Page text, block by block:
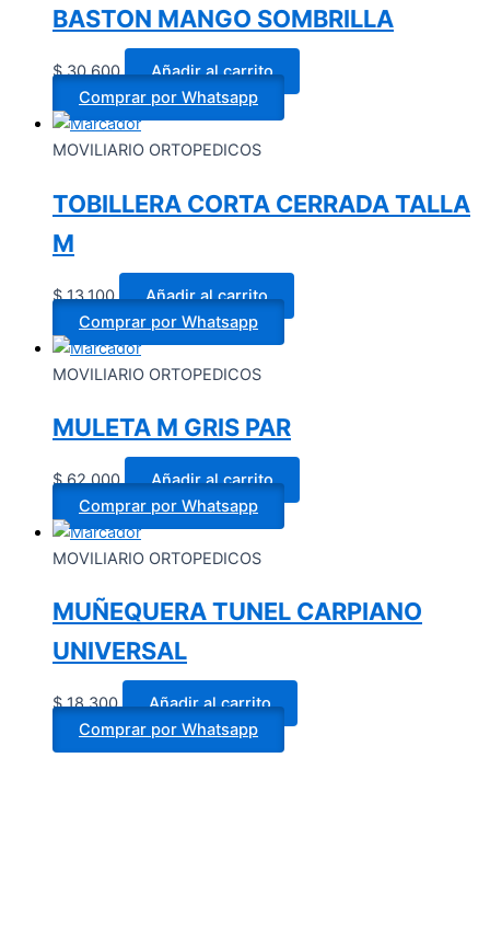
BASTON MANGO SOMBRILLA
$30.600
Añadir al carrito
Comprar por Whatsapp
MOVILIARIO ORTOPEDICOS
TOBILLERA CORTA CERRADA TALLA
M
$13.100
Añadir al carrito
Comprar por Whatsapp
MOVILIARIO ORTOPEDICOS
MULETA M GRIS PAR
$62.000
Añadir al carrito
Comprar por Whatsapp
MOVILIARIO ORTOPEDICOS
MUÑEQUERA TUNEL CARPIANO
UNIVERSAL
$18.300
Añadir al carrito
Comprar por Whatsapp